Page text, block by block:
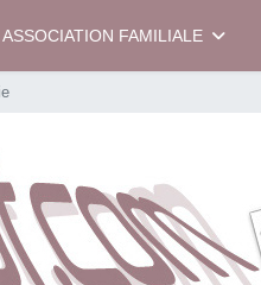
ASSOCIATION FAMILIALE